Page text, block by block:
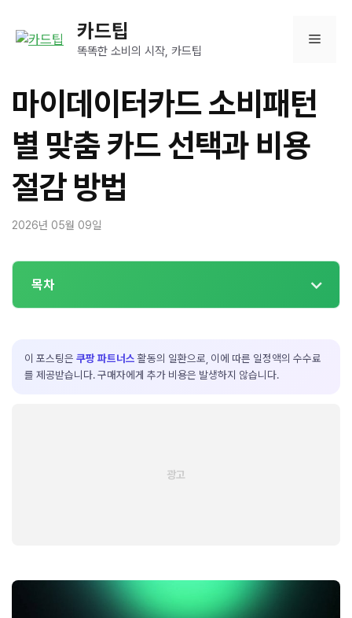
카드팁
똑똑한 소비의 시작, 카드팁
메
마이데이터카드 소비패턴
별 맞춤 카드 선택과 비용
절감 방법
2026년 05월 09일
목차
이 포스팅은 쿠팡 파트너스 활동의 일환으로, 이에 따른 일정액의 수수료
를 제공받습니다. 구매자에게 추가 비용은 발생하지 않습니다.